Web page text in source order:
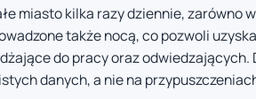
miasto kilka razy dziennie, zarówno
także nocą, co pozwoli
do pracy oraz odwiedzających.
danych, a nie na